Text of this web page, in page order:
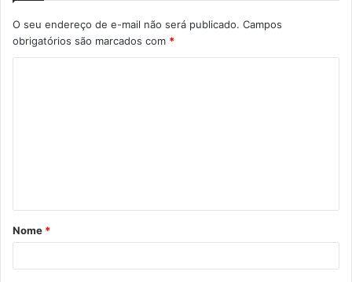
O seu endereço de e-mail não será publicado. Campos
obrigatórios são marcados com *
á
r
Nome *